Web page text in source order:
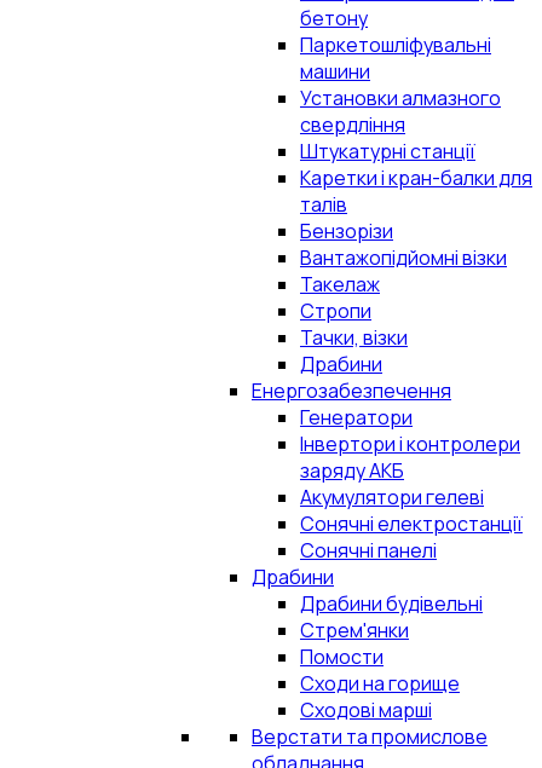
бетону
Паркетошліфувальні
машини
Установки алмазного
свердління
Штукатурні станції
Каретки і кран-балки для
талів
Бензорізи
Вантажопідйомні візки
Такелаж
Стропи
Тачки, візки
Драбини
Енергозабезпечення
Генератори
Інвертори і контролери
заряду АКБ
Акумулятори гелеві
Сонячні електростанції
Сонячні панелі
Драбини
Драбини будівельні
Стрем'янки
Помости
Сходи на горище
Сходові марші
Верстати та промислове